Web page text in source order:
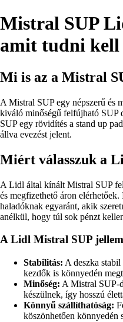
Mistral SUP
amit tudni kell
Mi is az a Mistral
A Mistral SUP egy népszerű és
kiváló minőségű felfújható SUP
SUP egy rövidítés a stand up
állva evezést jelent.
Miért válasszuk a
A Lidl által kínált Mistral SUP
és megfizethető áron
haladóknak egyaránt, akik
anélkül, hogy túl sok pénzt
A Lidl Mistral SUP
Stabilitás: A deszka
kezdők is könnyedén
Minőség: A Mistral SUP-
készülnek, így hosszú
Könnyű szállíthatóság:
köszönhetően könnyedén